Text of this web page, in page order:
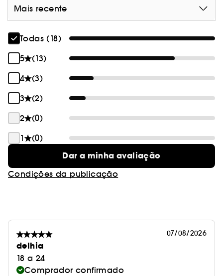
Mais recente
Todas (18)
5
(13)
4
(3)
3
(2)
2
(0)
1
(0)
Dar a minha avaliação
Condições da publicação
07/08/2026
delhia
18 a 24
Comprador confirmado